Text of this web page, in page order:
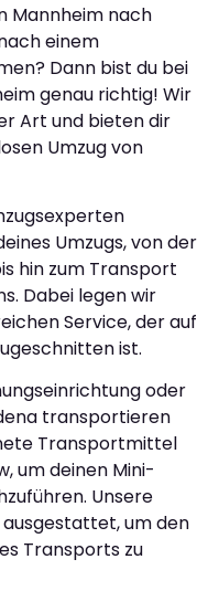
Mannheim nach
einem
Dann bist du bei
genau richtig! Wir
Art und bieten dir
Umzug von
Umzugs, von der
hin zum Transport
Dabei legen wir
Service, der auf
ist.
oder
transportieren
Transportmittel
um deinen Mini-
Unsere
um den
Transports zu